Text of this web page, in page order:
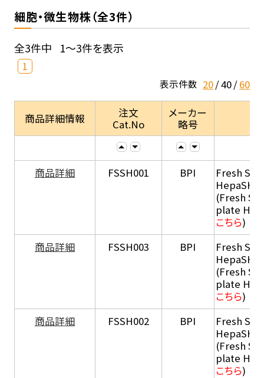
細胞・微生物株（全3件）
全3件中 1～3件を表示
1
表示件数 20 40 60
商品詳細情報
注文
Cat.No
メーカー
略号
商品詳細 FSSH001 BPI
Fresh
HepaSH®
(Fresh
plate
こちら)
商品詳細
FSSH003 BPI
Fresh
HepaSH®
(Fresh
plate
こちら)
商品詳細
FSSH002 BPI
Fresh
HepaSH®
(Fresh
plate
こちら)